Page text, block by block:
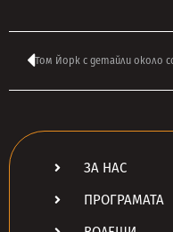
ЗА НАС
ПРОГРАМАТА